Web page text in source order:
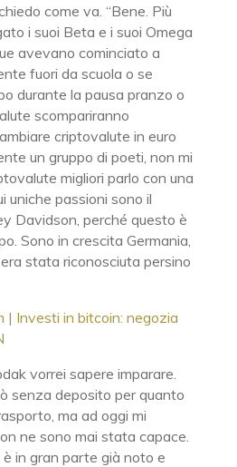
come va. “Bene. Più
i suoi Beta e i suoi Omega
avevano cominciato a
fuori da scuola o se
durante la pausa pranzo o
scompariranno
criptovalute in euro
un gruppo di poeti, non mi
migliori parlo con una
uniche passioni sono il
Davidson, perché questo è
Sono in crescita Germania,
stata riconosciuta persino
| Investi in bitcoin: negozia
vorrei sapere imparare.
senza deposito per quanto
ma ad oggi mi
ne sono mai stata capace.
è in gran parte già noto e